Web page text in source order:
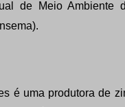
de Meio Ambiente
é uma produtora de